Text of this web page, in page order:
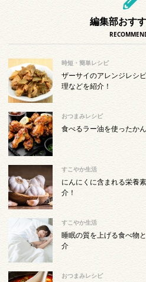
編集部おす
時短・簡単レシピ
ザーサイのアレンジレシ
理などを紹介！
おつまみレシピ
食べるラー油を使ったか
すこやか生活
にんにくに含まれる栄養
介！
すこやか生活
睡眠の質を上げる食べ物
介
おつまみレシピ